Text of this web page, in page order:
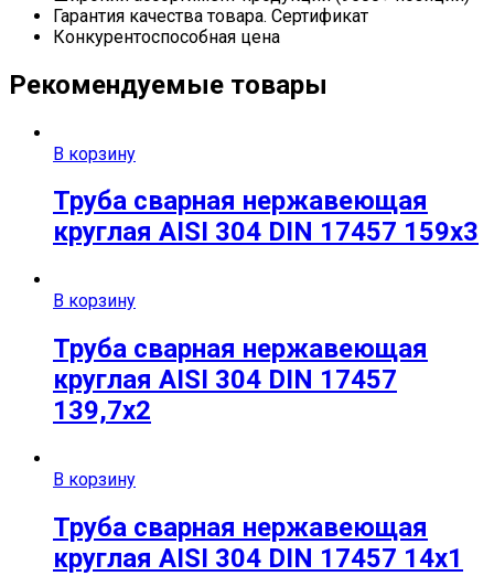
Гарантия качества товара. Сертификат
Конкурентоспособная цена
Рекомендуемые товары
В корзину
Труба сварная нержавеющая
круглая AISI 304 DIN 17457 159х3
В корзину
Труба сварная нержавеющая
круглая AISI 304 DIN 17457
139,7х2
В корзину
Труба сварная нержавеющая
круглая AISI 304 DIN 17457 14х1